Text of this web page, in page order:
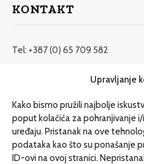
Upravljanje
Kako bismo pružili najbolje
poput kolačića za pohranjivanje
uređaju. Pristanak na ove
podataka kao što su ponašanje
ID-ovi na ovoj stranici.
KONTAKT
Tel: +387 (0) 65 709 582
redakcija@etrafika.net
Dosije
Drugi pišu